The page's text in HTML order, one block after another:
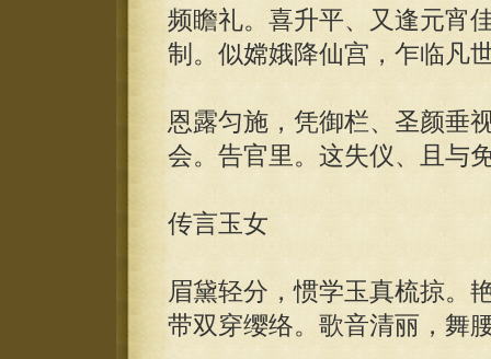
频瞻礼。喜升平、又逢元宵
制。似嫦娥降仙宫，乍临凡
恩露匀施，凭御栏、圣颜垂
会。告官里。这失仪、且与
传言玉女
眉黛轻分，惯学玉真梳掠。
带双穿缨络。歌音清丽，舞